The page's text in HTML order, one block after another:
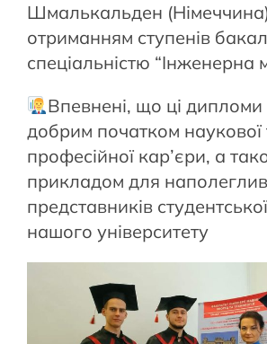
Шмалькальден
отриманням ступенів
спеціальністю “Інженерна
Впевнені, що ці дипломи
добрим початком наукової
професійної кар’єри, а
прикладом для
представників
нашого університету